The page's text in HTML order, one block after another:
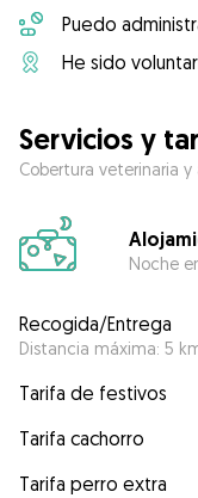
Puedo
He sido
Servicios y
Cobertura veterinaria
Noche
Recogida/Entrega
Distancia máxima: 5
Tarifa de festivos
Tarifa cachorro
Tarifa perro extra